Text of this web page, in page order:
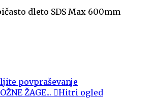
dleto SDS Max 600mm
povpraševanje
Hitri ogled